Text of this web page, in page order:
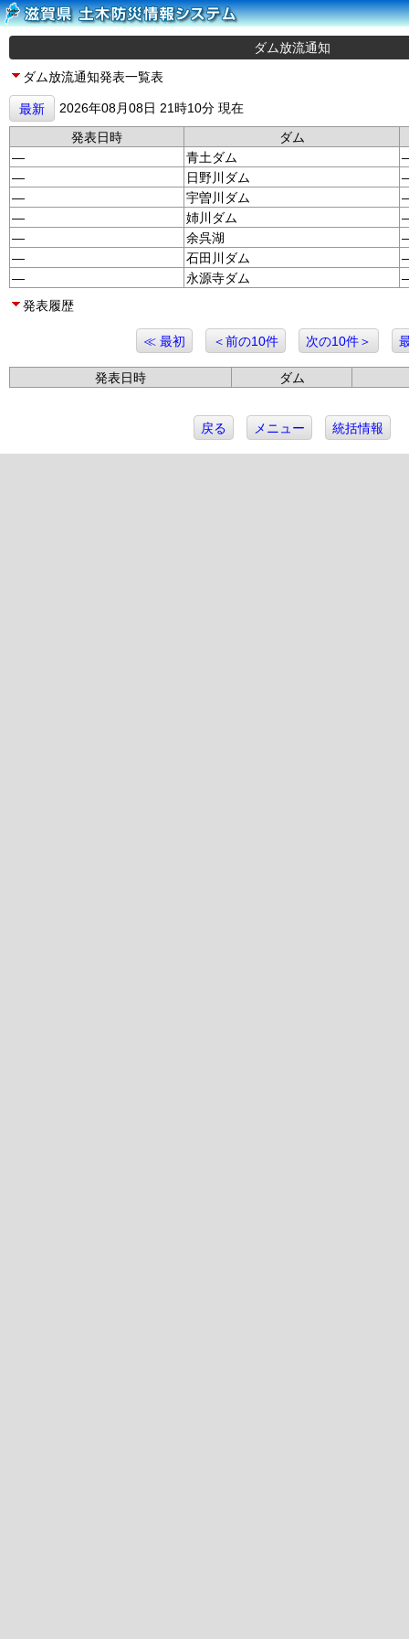
ダム放流通知
ダム放流通知発表一覧表
最新
2026年08月08日 21時10分 現在
発表日時
ダム
—
青土ダム
—
日野川ダム
—
宇曽川ダム
—
姉川ダム
—
余呉湖
—
石田川ダム
—
永源寺ダム
発表履歴
≪ 最初 ＜前の10件 次の10件＞
発表日時 ダム
戻る メニュー 統括情報